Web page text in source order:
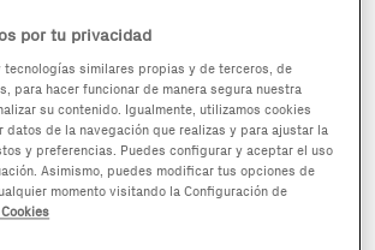
por tu privacidad
tecnologías similares propias y de terceros, de
para hacer funcionar de manera segura nuestra
su contenido. Igualmente, utilizamos cookies
datos de la navegación que realizas y para ajustar la
y preferencias. Puedes configurar y aceptar el uso
Asimismo, puedes modificar tus opciones de
momento visitando la Configuración de